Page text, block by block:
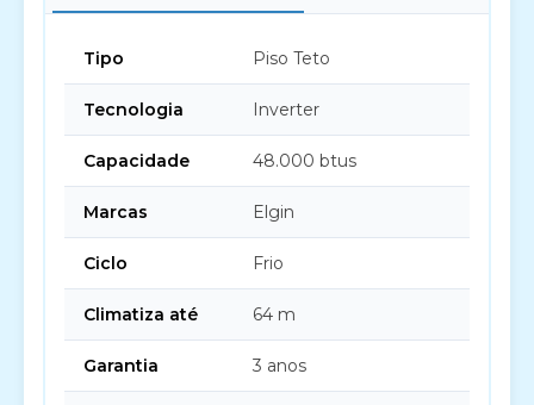
Tipo Piso Teto
Tecnologia Inverter
Capacidade 48.000 btus
Marcas Elgin
Ciclo Frio
Climatiza até 64 m
Garantia 3 anos